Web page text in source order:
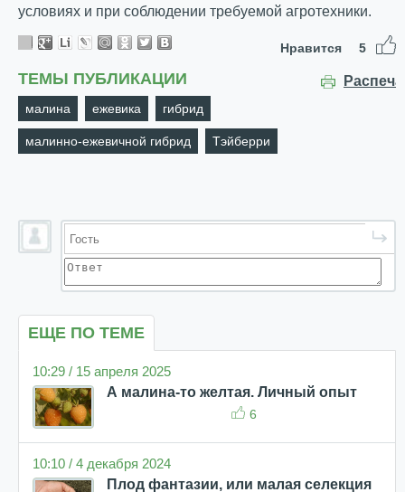
условиях и при соблюдении требуемой агротехники.
Нравится 5
ТЕМЫ ПУБЛИКАЦИИ
малина ежевика гибрид
малинно-ежевичной гибрид Тэйберри
ЕЩЕ ПО ТЕМЕ
10:29 / 15 апреля 2025
А малина-то желтая. Личный опыт
6
10:10 / 4 декабря 2024
Плод фантазии, или малая селекция